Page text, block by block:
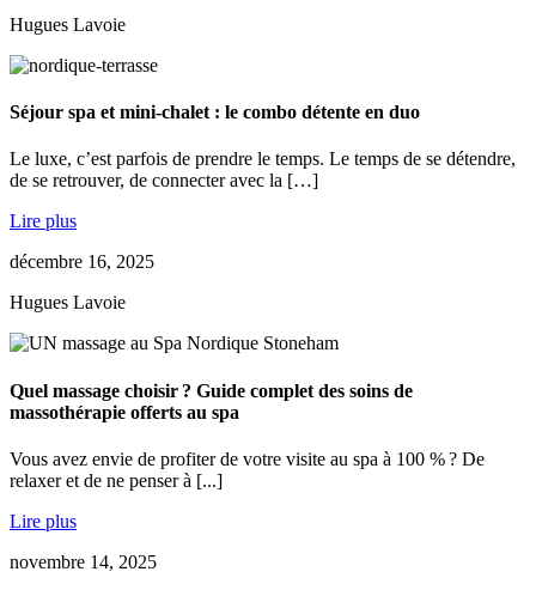
Hugues Lavoie
Séjour spa et mini-chalet : le combo détente en duo
Le luxe, c’est parfois de prendre le temps. Le temps de se détendre,
de se retrouver, de connecter avec la […]
Lire plus
décembre 16, 2025
Hugues Lavoie
Quel massage choisir ? Guide complet des soins de
massothérapie offerts au spa
Vous avez envie de profiter de votre visite au spa à 100 % ? De
relaxer et de ne penser à [...]
Lire plus
novembre 14, 2025